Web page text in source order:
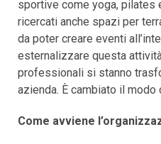
sportive come yoga, pilates
ricercati anche spazi per
da poter creare eventi
esternalizzare questa
professionali si stanno
azienda. È cambiato il
Come avviene